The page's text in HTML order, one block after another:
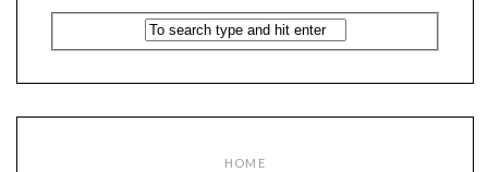
HOME